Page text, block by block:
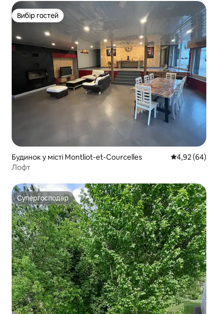
Вибір гостей
Вибір гостей
Будинок у місті Montliot-et-Courcelles Середня
4,92 (64)
Лофт
Супергосподар
Супергосподар